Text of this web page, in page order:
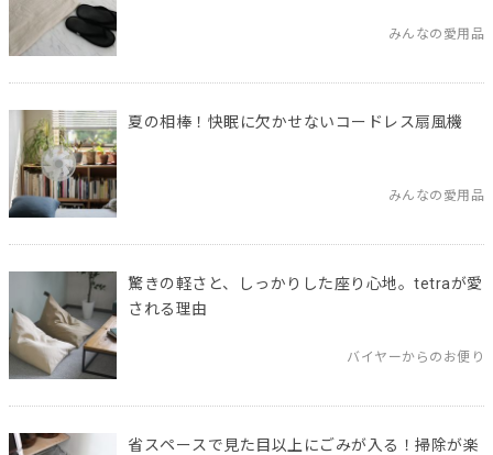
みんなの愛用品
夏の相棒！快眠に欠かせないコードレス扇風機
みんなの愛用品
驚きの軽さと、しっかりした座り心地。tetraが愛
される理由
バイヤーからのお便り
省スペースで見た目以上にごみが入る！掃除が楽